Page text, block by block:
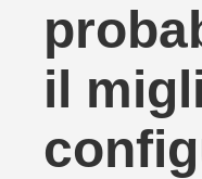
il